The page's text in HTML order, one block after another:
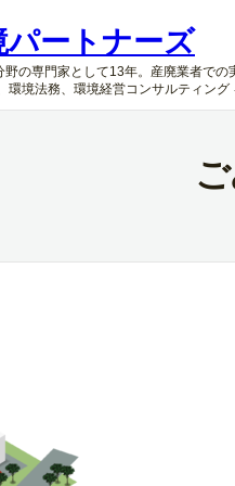
パートナーズ
の専門家として13年。産廃業者で
環境法務、環境経営コンサルティン